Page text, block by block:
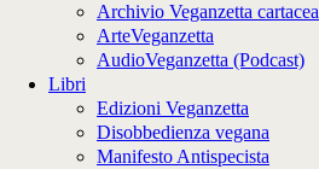
Archivio Veganzetta cartacea
ArteVeganzetta
AudioVeganzetta (Podcast)
Libri
Edizioni Veganzetta
Disobbedienza vegana
Manifesto Antispecista